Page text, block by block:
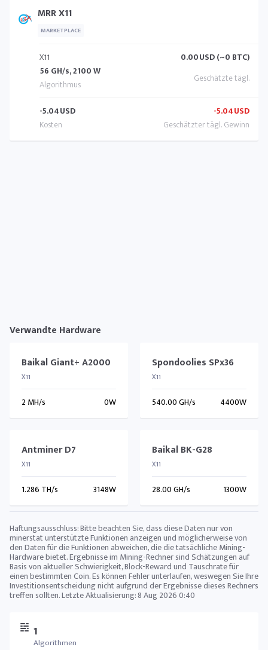
1
Algorithmen
MRR X11
MARKETPLACE
X11
56 GH/s, 2100 W
0.00USD (~0 BTC)
-5.04USD -5.04USD
Verwandte Hardware
Baikal Giant+ A2000
X11
2 MH/s 0W
Spondoolies SPx36
X11
540.00 GH/s 4400W
Antminer D7
X11
1.286 TH/s 3148W
Baikal BK-G28
X11
28.00 GH/s 1300W
Haftungsausschluss: Bitte beachten Sie, dass diese Daten nur von
minerstat unterstützte Funktionen anzeigen und möglicherweise von
den Daten für die Funktionen abweichen, die die tatsächliche Mining-
Hardware bietet. Ergebnisse im Mining-Rechner sind Schätzungen auf
Basis von aktueller Schwierigkeit, Block-Reward und Tauschrate für
einen bestimmten Coin. Es können Fehler unterlaufen, weswegen Sie Ihre
Investitionsentscheidung nicht aufgrund der Ergebnisse dieses Rechners
treffen sollten. Letzte Aktualisierung:8 Aug 2026 0:40